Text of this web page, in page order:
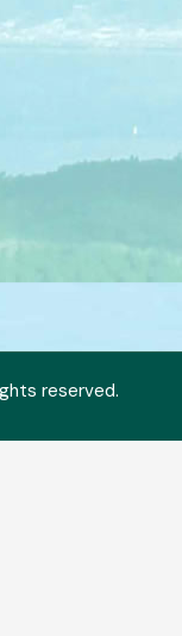
reserved.